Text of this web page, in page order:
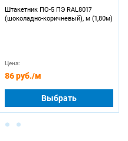
Штакетник ПО-5 ПЭ RAL8017
(шоколадно-коричневый), м (1,80м)
Цена:
86 руб./м
Выбрать